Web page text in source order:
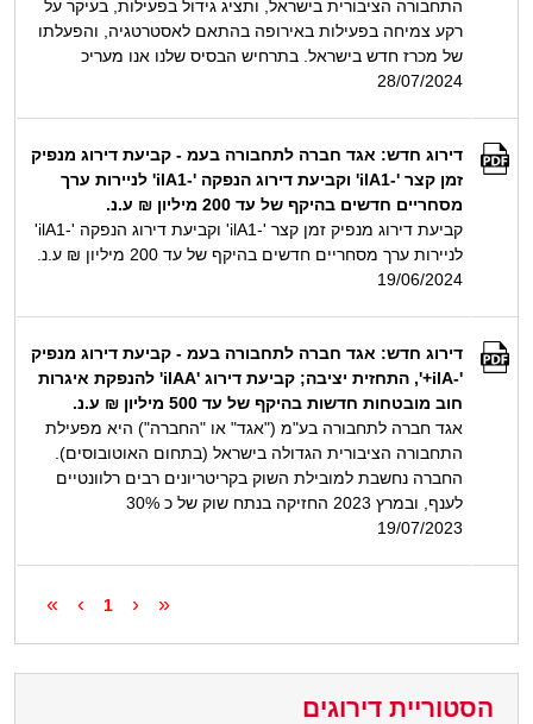
התחבורה הציבורית בישראל, ותציג גידול בפעילות, בעיקר על
רקע צמיחה בפעילות באירופה בהתאם לאסטרטגיה, והפעלתו
של מכרז חדש בישראל. בתרחיש הבסיס שלנו אנו מעריכ
28/07/2024
דירוג חדש: אגד חברה לתחבורה בעמ - קביעת דירוג מנפיק
זמן קצר '-ilA1' וקביעת דירוג הנפקה '-ilA1' לניירות ערך
מסחריים חדשים בהיקף של עד 200 מיליון ₪ ע.נ.
קביעת דירוג מנפיק זמן קצר '-ilA1' וקביעת דירוג הנפקה '-ilA1'
לניירות ערך מסחריים חדשים בהיקף של עד 200 מיליון ₪ ע.נ.
19/06/2024
דירוג חדש: אגד חברה לתחבורה בעמ - קביעת דירוג מנפיק
'-ilA+', התחזית יציבה; קביעת דירוג 'ilAA' להנפקת איגרות
חוב מובטחות חדשות בהיקף של עד 500 מיליון ₪ ע.נ.
אגד חברה לתחבורה בע"מ ("אגד" או "החברה") היא מפעילת
התחבורה הציבורית הגדולה בישראל (בתחום האוטובוסים).
החברה נחשבת למובילת השוק בקריטריונים רבים רלוונטיים
לענף, ובמרץ 2023 החזיקה בנתח שוק של כ 30%
19/07/2023
«
‹
1
›
»
הסטוריית דירוגים